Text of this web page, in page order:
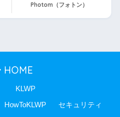
Photom（フォトン）
HOME
KLWP
HowToKLWP セキュリティ